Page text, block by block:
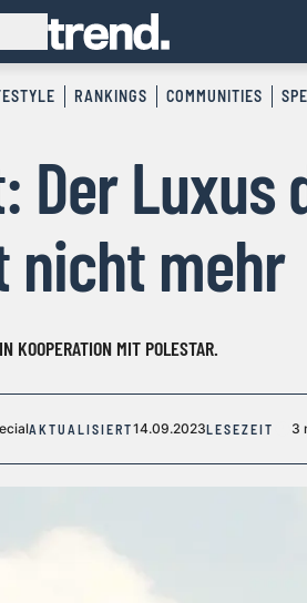
RANKINGS COMMUNITIES
Der Luxus
nicht mehr
IN KOOPERATION MIT POLESTAR.
AKTUALISIERT14.09.2023LESEZEIT 3